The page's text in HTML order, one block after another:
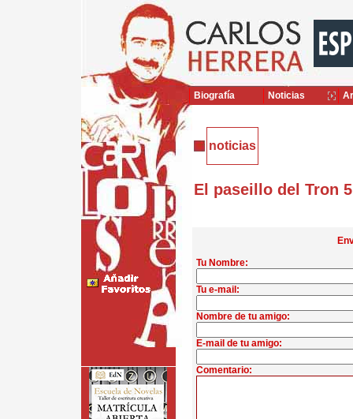
noticias
El paseillo del Tron
Tu Nombre:
Tu e-mail:
Nombre de tu amigo:
E-mail de tu amigo:
Comentario:
Biografía Noticias